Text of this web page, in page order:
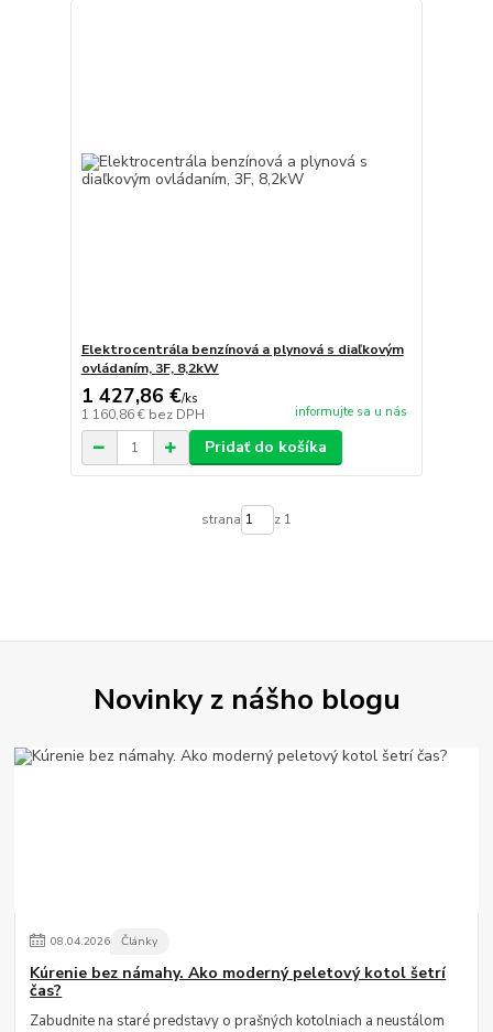
Elektrocentrála benzínová a plynová s diaľkovým
ovládaním, 3F, 8,2kW
1 427,86 €/ks
1 160,86 € bez DPH informujte sa u nás
Pridať do košíka
strana z 1
Novinky z nášho blogu
08.04.2026 Články
Kúrenie bez námahy. Ako moderný peletový kotol šetrí
čas?
Zabudnite na staré predstavy o prašných kotolniach a neustálom